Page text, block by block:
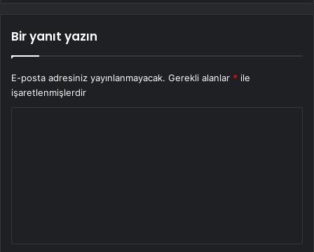
Bir yanıt yazın
E-posta adresiniz yayınlanmayacak. Gerekli alanlar * ile
işaretlenmişlerdir